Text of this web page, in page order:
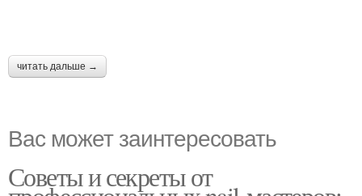
читать дальше →
Вас может заинтересовать
Советы и секреты от